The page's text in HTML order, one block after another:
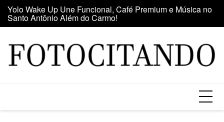
Skip
content
Maior clube de vinil da América Latina participa da Feira
do Vinil no Shopping Center Lapa